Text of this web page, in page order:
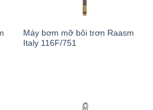
Máy bơm mỡ bôi trơn Raasm
Italy 116F/751